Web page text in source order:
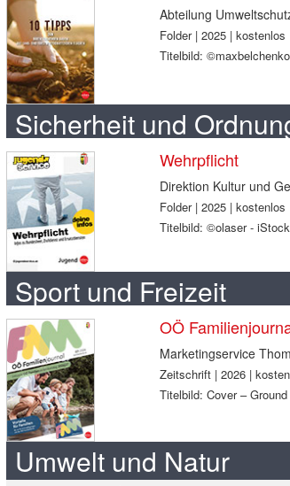
Abteilung
Folder | 2025 | kostenlos
Titelbild:
Sicherheit und
Wehrpflicht
Direktion Kultur und
Folder | 2025 | kostenlos
Titelbild: ©olaser -
Sport und Freizeit
OÖ
Marketingservice
Zeitschrift | 2026 |
Titelbild: Cover –
Umwelt und Natur